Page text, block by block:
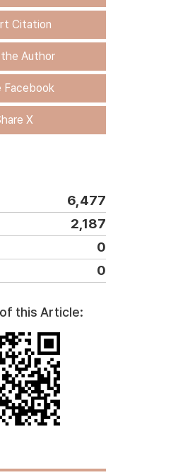
Citation
the Author
Facebook
X
6,477
2,187
0
0
this Article: